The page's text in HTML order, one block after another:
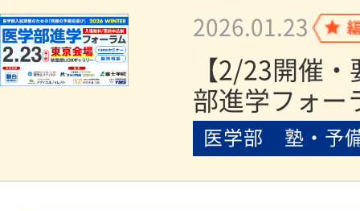
医学部 塾・予
2026.01.23
【2/23開催
部進学フォ